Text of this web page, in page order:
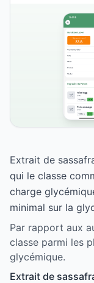
Extrait de
qui le classe
charge
minimal sur la
Par rapport aux
classe parmi les
glycémique.
Extrait de